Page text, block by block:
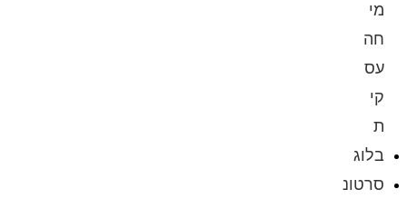
מי
חה
עס
קי
ת
בלוג
סרטונ